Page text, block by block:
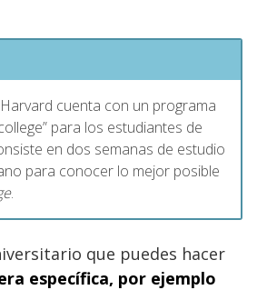
cuenta con un programa
para los estudiantes de
en dos semanas de estudio
para conocer lo mejor posible
.
que puedes hacer
específica, por ejemplo